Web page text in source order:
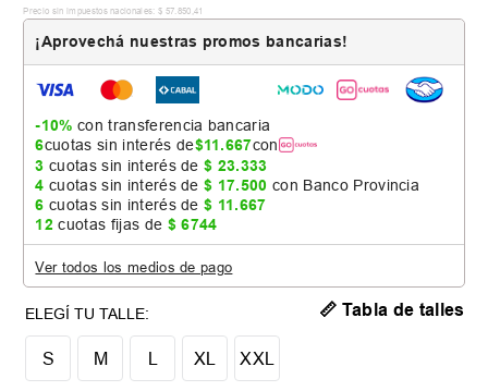
Precio sin impuestos nacionales: $ 57 850 41
¡Aprovechá nuestras promos bancarias!
-10% con transferencia bancaria
6cuotas sin interés de$11.667con
3 cuotas sin interés de$ 23.333
4 cuotas sin interés de$ 17.500 con Banco Provincia
6 cuotas sin interés de$ 11.667
12 cuotas fijas de $ 6744
Ver todos los medios de pago
S L
M XL XXL
📏 Tabla de talles